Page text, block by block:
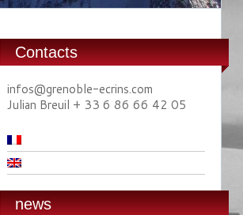
Contacts
infos@grenoble-ecrins.com
Julian Breuil + 33 6 86 66 42 05
news